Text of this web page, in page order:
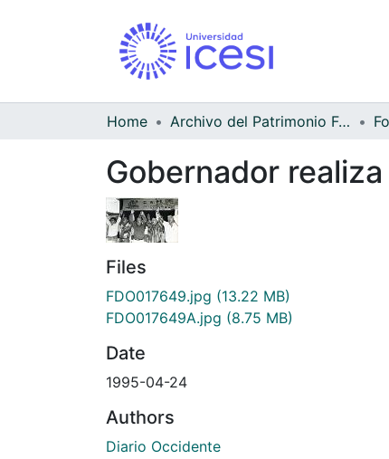
Home Archivo del Patrimonio Fotográfico y Fílmico del Valle del Cauca
Gobernador
Files
FDO017649.jpg (13.22 MB)
FDO017649A.jpg (8.75 MB)
Date
1995-04-24
Authors
Diario Occidente